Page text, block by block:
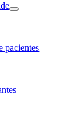
pacientes